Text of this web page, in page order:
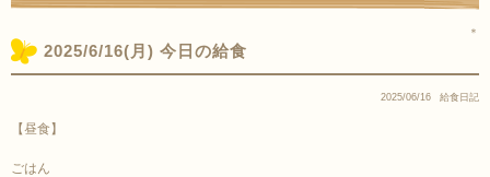
＊
2025/6/16(月) 今日の給食
2025/06/16 給食日記
【昼食】
ごはん